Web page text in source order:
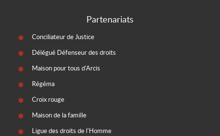
Partenariats
Conciliateur de Justice
Délégué Défenseur des droits
Maison pour tous d'Arcis
Régéma
Croix rouge
Maison de la famille
Ligue des droits de l'Homme